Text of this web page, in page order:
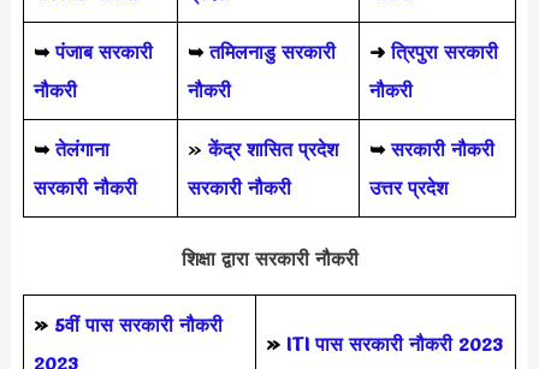
➥ पंजाब सरकारी
नौकरी
➥ तमिलनाडु सरकारी
नौकरी
➜ त्रिपुरा सरकारी
नौकरी
➥तेलंगाना
सरकारी नौकरी
»केंद्र शासित प्रदेश
सरकारी नौकरी
➥ सरकारी नौकरी
उत्तर प्रदेश
शिक्षा द्वारा सरकारी नौकरी
» 5वीं पास सरकारी नौकरी
2023
» ITI पास सरकारी नौकरी 2023